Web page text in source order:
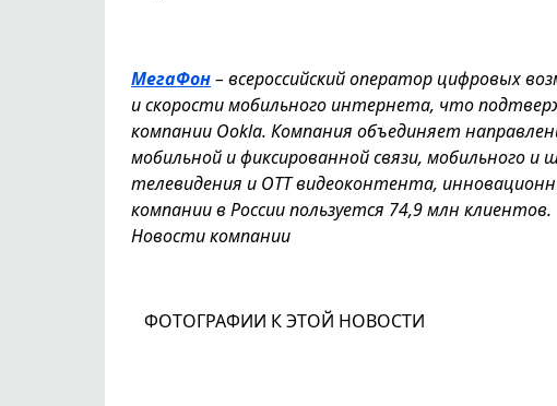
МегаФон– всероссийский оператор цифровых
и скорости мобильного интернета, что
компании Ookla. Компания объединяет
мобильной и фиксированной связи, мобильного
телевидения и OTT видеоконтента,
компании в России пользуется 74,9 млн клиентов.
Новости компании
ФОТОГРАФИИ К ЭТОЙ НОВОСТИ